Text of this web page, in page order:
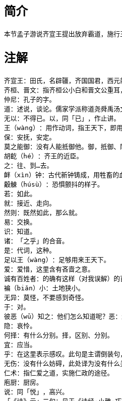
简介
本节孟子游说齐宣王提出放弃霸道，施
注解
齐宣王：田氏，名辟疆，齐国国君，西
齐桓、晋文：指齐桓公小白和晋文公重
仲尼：孔子的字。
道：述说，谈论。儒家学派称道尧舜禹
无以：不得已。以，同「已」，作止讲。
王（wàng）：用作动词，指王天下，即
保：安抚，安定。
莫之能御：没有人能抵御他。御，抵御、
胡齕（hé）：齐王的近臣。
之：往、到…去。
衅（xìn）钟：古代新钟铸成，用牲畜的
觳觫（húsù）：恐惧颤抖的样子。
若：如此。
就：接近、走向。
然则：既然如此，那么就。
易：交换。
识：知道。
诸：「之乎」的合音。
是：代词，这种。
足以王（wàng）：足够用来王天下。
爱：爱惜，这里含有吝啬之意。
诚有百姓者：的确有这样（对我误解）的
褊（biǎn）小：土地狭小。
无异：莫怪，不要感到奇怪。
于：对。
彼恶（wū）知之：他们怎么知道呢？恶：
隐：哀怜。
何择：有什么分别。择，区别、分别。
宜：应当。
乎：在这里表示感叹。此句是主谓倒装
无伤：没有什么妨碍，此处译为没有什么
仁术：指仁爱之道，实施仁政的途径。
庖厨：厨房。
说：同「悦」，高兴。